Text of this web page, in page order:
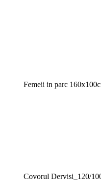
Femeii in parc
Covorul Dervisi_120/